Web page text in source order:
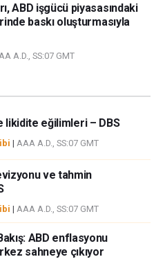
ABD işgücü piyasasındaki
baskı oluşturmasıyla
A.D., SS:07 GMT
likidite eğilimleri – DBS
| AAA A.D., SS:07 GMT
ve tahmin
| AAA A.D., SS:07 GMT
ABD enflasyonu
sahneye çıkıyor